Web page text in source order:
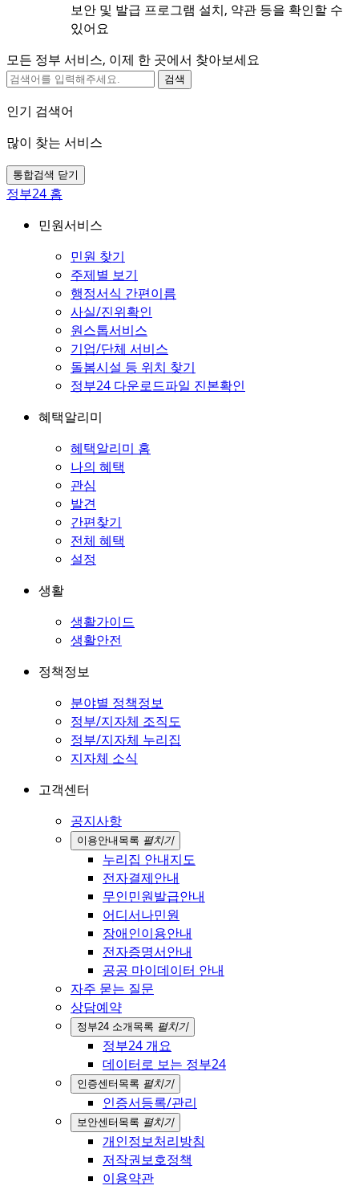
보안 및 발급 프로그램 설치, 약관 등을 확인할 수
있어요
모든 정부 서비스, 이제 한 곳에서 찾아보세요
검색
인기 검색어
많이 찾는 서비스
통합검색 닫기
정부24 홈
민원서비스
민원 찾기
주제별 보기
행정서식 간편이름
사실/진위확인
원스톱서비스
기업/단체 서비스
돌봄시설 등 위치 찾기
정부24 다운로드파일 진본확인
혜택알리미
혜택알리미 홈
나의 혜택
관심
발견
간편찾기
전체 혜택
설정
생활
생활가이드
생활안전
정책정보
분야별 정책정보
정부/지자체 조직도
정부/지자체 누리집
지자체 소식
고객센터
공지사항
이용안내 목록 펼치기
누리집 안내지도
전자결제안내
무인민원발급안내
어디서나민원
장애인이용안내
전자증명서안내
공공 마이데이터 안내
자주 묻는 질문
상담예약
정부24 소개 목록 펼치기
정부24 개요
데이터로 보는 정부24
인증센터 목록 펼치기
인증서등록/관리
보안센터 목록 펼치기
개인정보처리방침
저작권보호정책
이용약관